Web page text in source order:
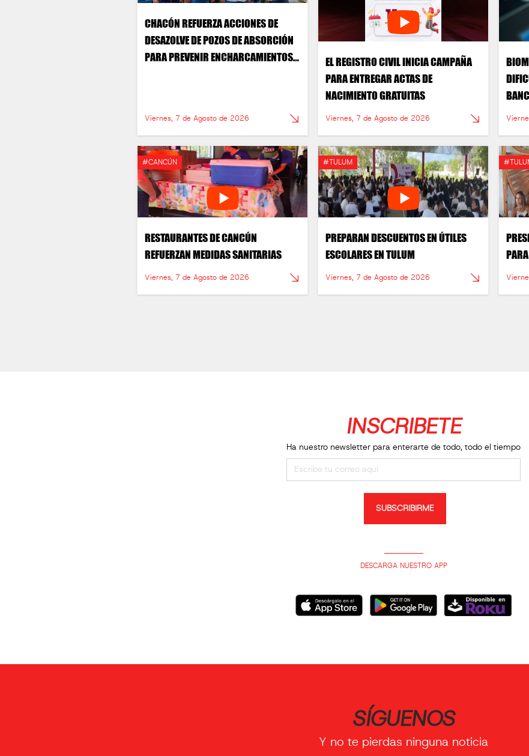
CHACÓN REFUERZA ACCIONES DE
DESAZOLVE DE POZOS DE ABSORCIÓN
PARA PREVENIR ENCHARCAMIENTOS
Viernes, 7 de Agosto de 2026
EL REGISTRO CIVIL INICIA CAMPAÑA
PARA ENTREGAR ACTAS DE
NACIMIENTO GRATUITAS
Viernes, 7 de Agosto de 2026
#CANCÚN
RESTAURANTES DE CANCÚN
REFUERZAN MEDIDAS SANITARIAS
Viernes, 7 de Agosto de 2026
#TULUM
PREPARAN DESCUENTOS EN ÚTILES
ESCOLARES EN TULUM
Viernes, 7 de Agosto de 2026
INSCRIBETE
Ha nuestro newsletter para enterarte de todo, todo el tiempo
SUBSCRIBIRME
DESCARGA NUESTRO APP
SÍGUENOS
Y no te pierdas ninguna noticia